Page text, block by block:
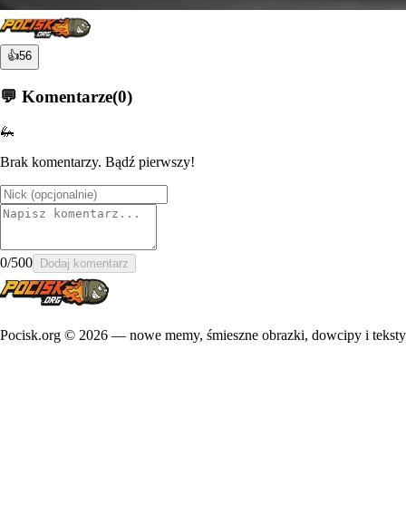
👍56
💬 Komentarze(0)
🦗
Brak komentarzy. Bądź pierwszy!
0/500 Dodaj komentarz
Pocisk.org © 2026 — nowe memy, śmieszne obrazki, dowcipy i teksty